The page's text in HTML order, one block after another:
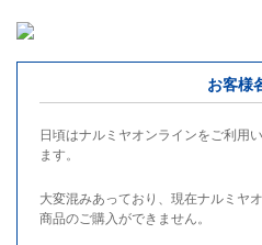
お客様
日頃はナルミヤオンラインをご利用
ます。
大変混みあっており、現在ナルミヤ
商品のご購入ができません。